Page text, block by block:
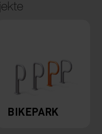
BIKEPARK